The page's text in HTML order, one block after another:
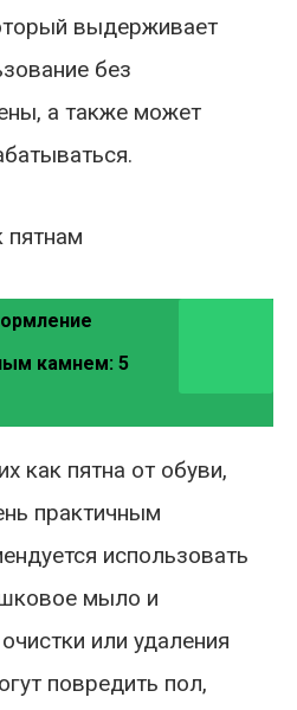
выдерживает
без
а также может
пятнам
камнем: 5
как пятна от обуви,
практичным
использовать
мыло и
или удаления
повредить пол,